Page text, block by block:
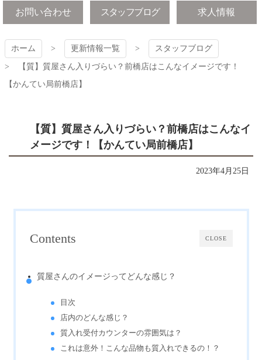
お問い合わせ スタッフブログ 求人情報
ホーム 更新情報一覧 スタッフブログ
【質】質屋さん入りづらい？前橋店はこんなイメージです！
【かんてい局前橋店】
【質】質屋さん入りづらい？前橋店はこんなイ
メージです！【かんてい局前橋店】
2023年4月25日
CLOSE
Contents
質屋さんのイメージってどんな感じ？
目次
店内のどんな感じ？
質入れ受付カウンターの雰囲気は？
これは意外！こんな品物も質入れできるの！？